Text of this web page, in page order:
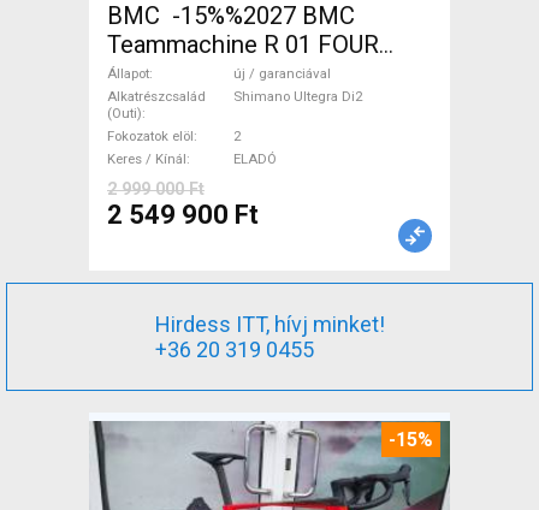
BMC -15%%2027 BMC
Teammachine R 01 FOUR
(56,58) Országúti Shimano
Ultegra Di2 tárcsafék új /
garanciával ELADÓ
Állapot
új / garanciával
Alkatrészcsalád
(Outi)
Shimano Ultegra Di2
Fokozatok elöl
2
Keres / Kínál
ELADÓ
2 999 000 Ft
2 549 900 Ft
Hirdess ITT, hívj minket!
+36 20 319 0455
-15%